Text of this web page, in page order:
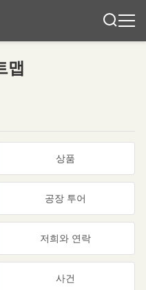
맵
상품
공장 투어
저희와 연락
사건